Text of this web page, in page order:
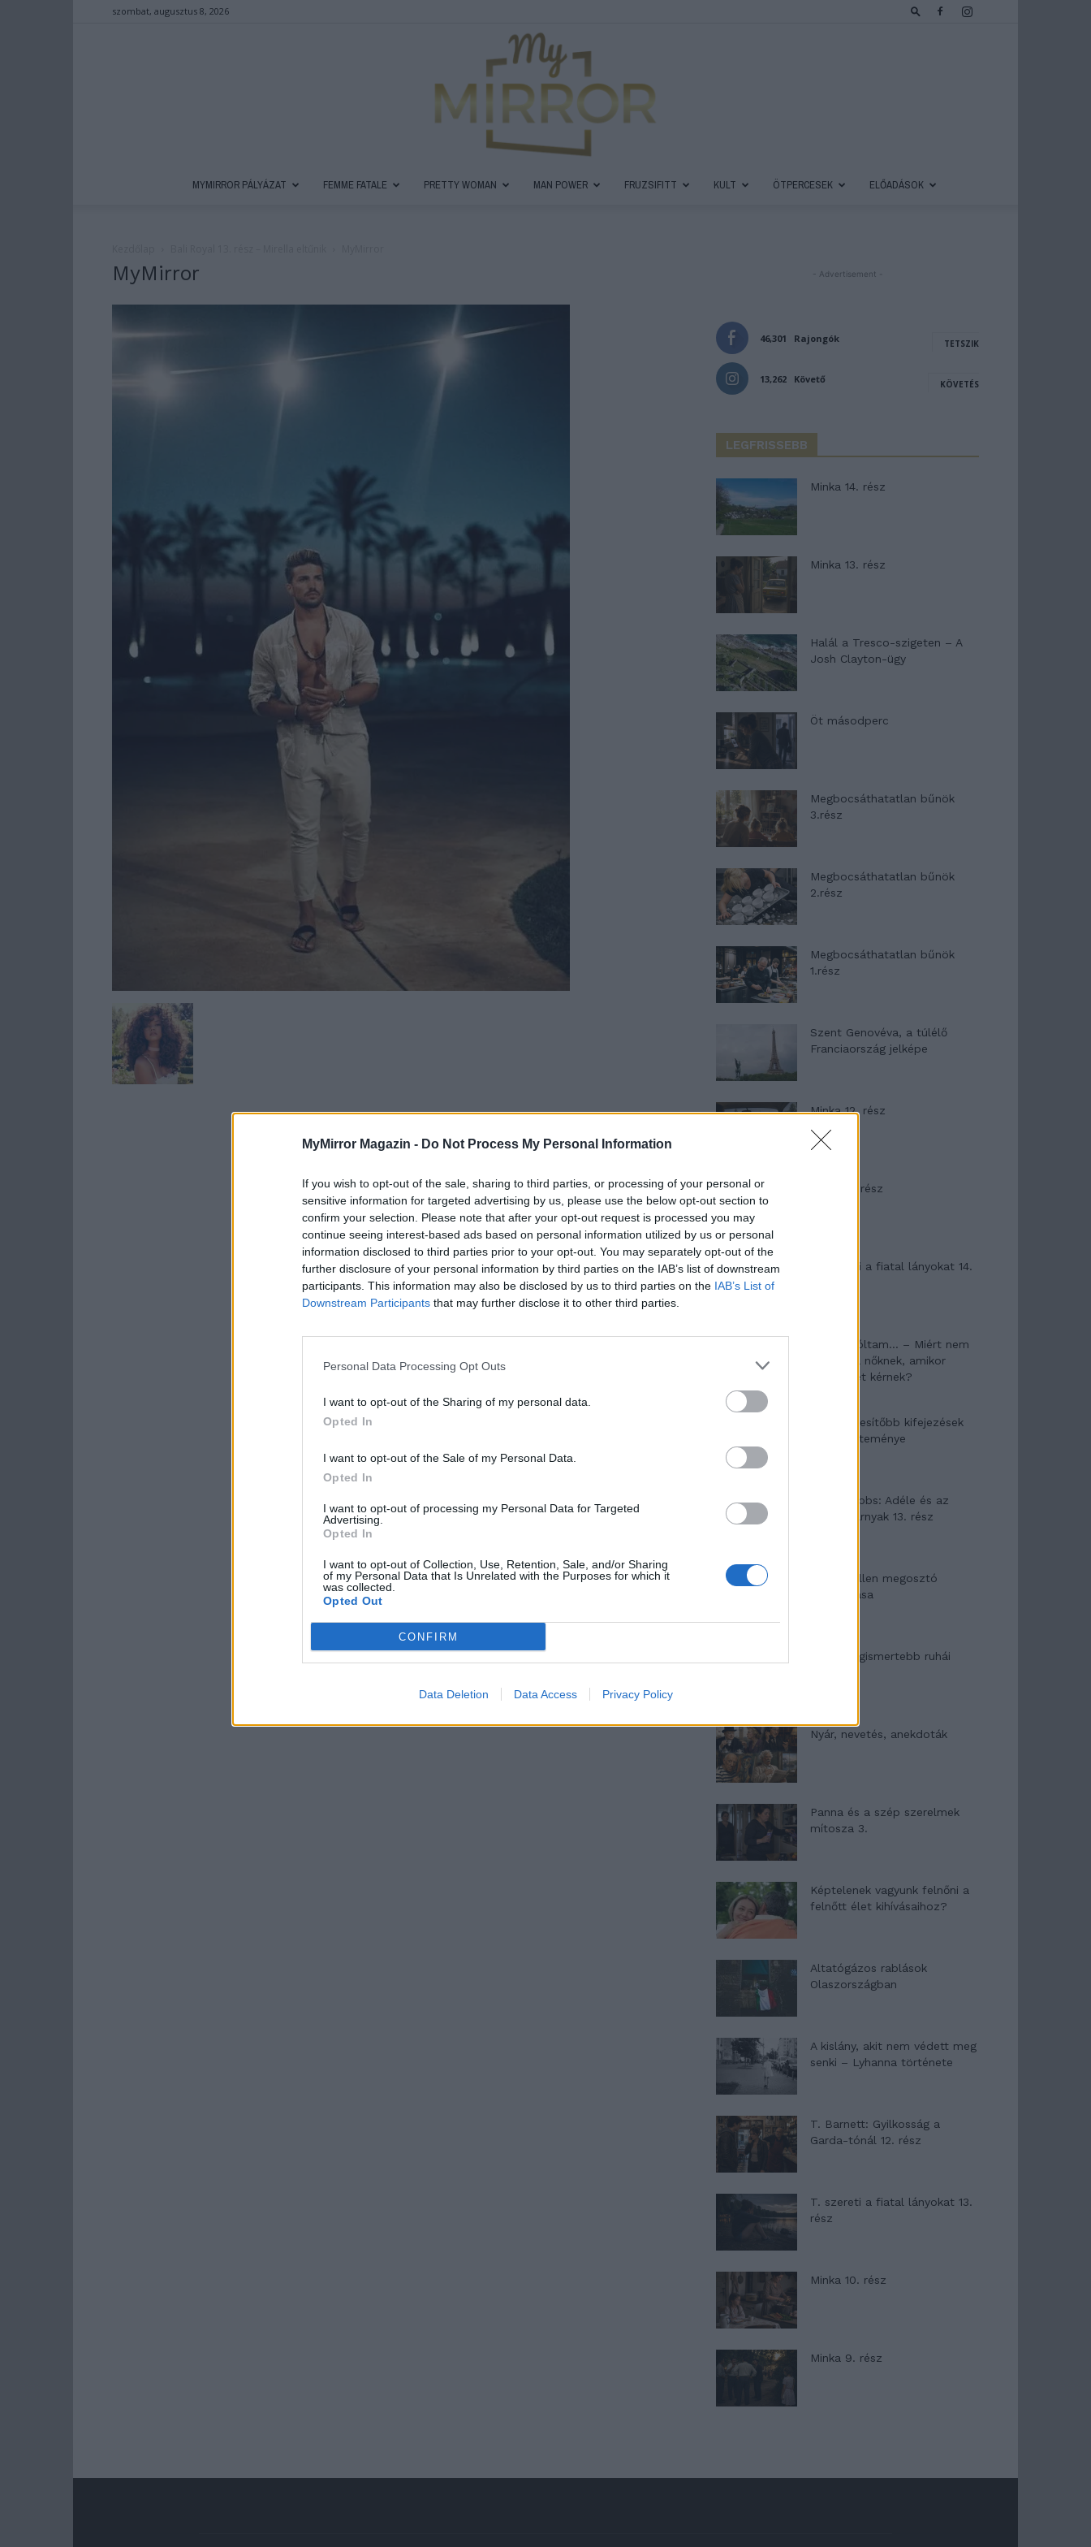
MyMirror Magazin - Do Not Process My Personal Information
If you wish to opt-out of the sale, sharing to third parties, or processing of your personal or
sensitive information for targeted advertising by us, please use the below opt-out section to
confirm your selection. Please note that after your opt-out request is processed you may
continue seeing interest-based ads based on personal information utilized by us or personal
information disclosed to third parties prior to your opt-out. You may separately opt-out of the
further disclosure of your personal information by third parties on the IAB’s list of downstream
participants. This information may also be disclosed by us to third parties on the IAB’s List of
Downstream Participants that may further disclose it to other third parties.
Personal Data Processing Opt Outs
I want to opt-out of the Sharing of my personal data.
Opted In
I want to opt-out of the Sale of my Personal Data.
Opted In
I want to opt-out of processing my Personal Data for Targeted
Advertising.
Opted In
I want to opt-out of Collection, Use, Retention, Sale, and/or Sharing
of my Personal Data that Is Unrelated with the Purposes for which it
was collected.
Opted Out
CONFIRM
Data Deletion Data Access Privacy Policy
szombat, augusztus 8, 2026
MYMIRROR PÁLYÁZAT FEMME FATALE PRETTY WOMAN MAN POWER FRUZSIFITT KULT ÖTPERCESEK ELŐADÁSOK
MyMirror - Advertisement -
46,301 Rajongók TETSZIK
13,262 Követő KÖVETÉS
LEGFRISSEBB
Minka 14. rész
Minka 13. rész
Halál a Tresco-szigeten – A
Josh Clayton-ügy
Öt másodperc
Megbocsáthatatlan bűnök
3.rész
Megbocsáthatatlan bűnök
2.rész
Megbocsáthatatlan bűnök
1.rész
Szent Genovéva, a túlélő
Franciaország jelképe
Minka 12. rész
Minka 11. rész
T. szereti a fiatal lányokat 14.
Pedig szóltam… – Miért nem
hiszünk a nőknek, amikor
segítséget kérnek?
A legidegesítőbb kifejezések
laza gyűjteménye
Elyna Robbs: Adéle és az
örökölt árnyak 13. rész
Woody Allen megosztó
zsenialitása
A világ legismertebb ruhái
Nyár, nevetés, anekdoták
Panna és a szép szerelmek
mítosza 3.
Képtelenek vagyunk felnőni a
felnőtt élet kihívásaihoz?
Altatógázos rablások
Olaszországban
A kislány, akit nem védett meg
senki – Lyhanna története
T. Barnett: Gyilkosság a
Garda-tónál 12. rész
T. szereti a fiatal lányokat 13.
rész
Minka 10. rész
Minka 9. rész